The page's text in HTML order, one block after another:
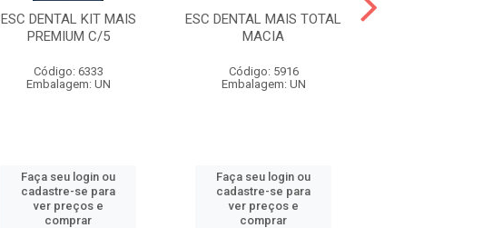
ESC DENTAL KIT MAIS
PREMIUM C/5
Código: 6333
Embalagem: UN
Faça seu login ou
cadastre-se para
ver preços e
comprar
ESC DENTAL MAIS TOTAL
MACIA
Código: 5916
Embalagem: UN
Faça seu login ou
cadastre-se para
ver preços e
comprar